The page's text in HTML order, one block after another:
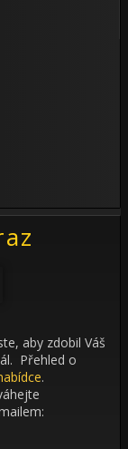
aby zdobil Váš
Přehled o
.